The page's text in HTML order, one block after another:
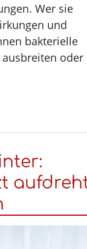
Wer sie
und
bakterielle
ausbreiten